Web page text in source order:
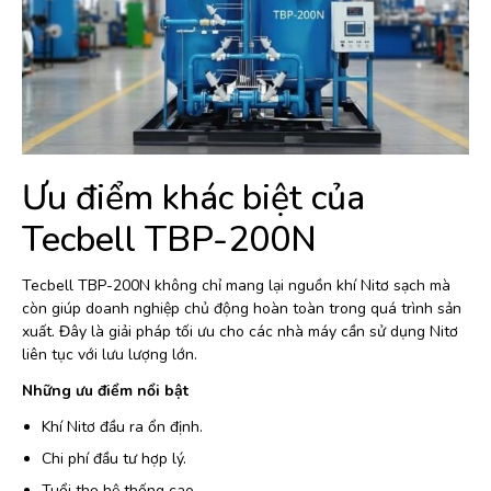
Ưu điểm khác biệt của
Tecbell TBP-200N
Tecbell TBP-200N không chỉ mang lại nguồn khí Nitơ sạch mà
còn giúp doanh nghiệp chủ động hoàn toàn trong quá trình sản
xuất. Đây là giải pháp tối ưu cho các nhà máy cần sử dụng Nitơ
liên tục với lưu lượng lớn.
Những ưu điểm nổi bật
Khí Nitơ đầu ra ổn định.
Chi phí đầu tư hợp lý.